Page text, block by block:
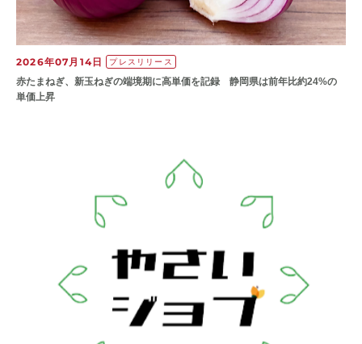
2026年07月14日 プレスリリース
赤たまねぎ、新玉ねぎの端境期に高単価を記録 静岡県は前年比約24%の
単価上昇